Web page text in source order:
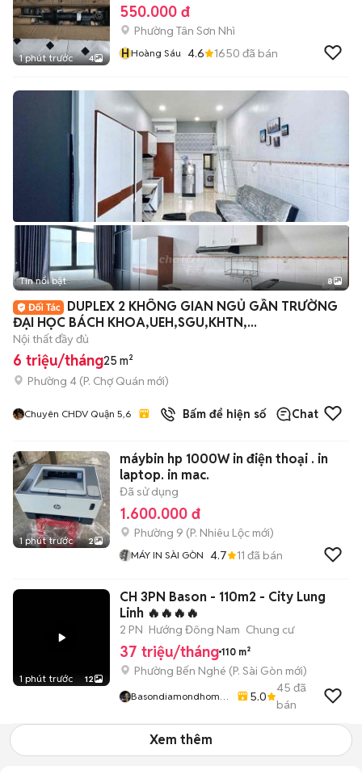
1 phút trước 4
550.000 đ
Phường Tân Sơn Nhì
HHoàng Sáu 4.6 1650 đã bán
+2
Tin nổi bật 8
DUPLEX 2 KHÔNG GIAN NGỦ GẦN TRƯỜNG
ĐẠI HỌC BÁCH KHOA,UEH,SGU,KHTN,...
Nội thất đầy đủ
6 triệu/tháng25 m²
Phường 4 (P. Chợ Quán mới)
Chuyên CHDV Quận 5,6 Bấm để hiện số Chat
1 phút trước 2
máybin hp 1000W in điện thoại . in
laptop. in mac.
Đã sử dụng
1.600.000 đ
Phường 9 (P. Nhiêu Lộc mới)
MÁY IN SÀI GÒN 4.7 11 đã bán
1 phút trước 12
CH 3PN Bason - 110m2 - City Lung
Linh 🔥🔥🔥🔥
2 PN Hướng Đông Nam Chung cư
37 triệu/tháng 110 m²
Phường Bến Nghé (P. Sài Gòn mới)
Basondiamondhome
5.0
45 đã
bán
Xem thêm